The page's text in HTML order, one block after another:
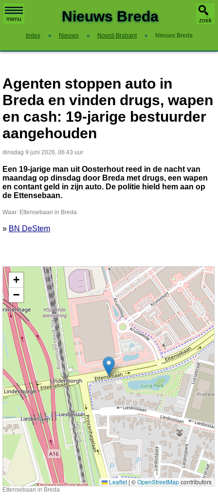
menu zoek
Nieuws Breda
Index » Nieuws » Noord-Brabant » Nieuws Breda
Agenten stoppen auto in
Breda en vinden drugs, wapen
en cash: 19-jarige bestuurder
aangehouden
dinsdag 9 juni 2026, 06:43 uur
Een 19-jarige man uit Oosterhout reed in de nacht van
maandag op dinsdag door Breda met drugs, een wapen
en contant geld in zijn auto. De politie hield hem aan op
de Ettensebaan.
Waar: Ettensebaan in Breda
» BN DeStem
Kaart nieuws Breda. Locatie nieuws: 51.57924 / 4.72900 Ettensebaan
+
−
Leaflet | ©OpenStreetMapcontributors
Ettensebaan in Breda